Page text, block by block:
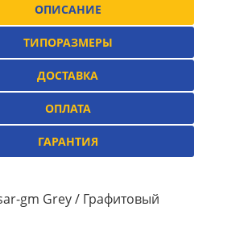
ОПИСАНИЕ
ТИПОРАЗМЕРЫ
ДОСТАВКА
ОПЛАТА
ГАРАНТИЯ
gm Grey / Графитовый